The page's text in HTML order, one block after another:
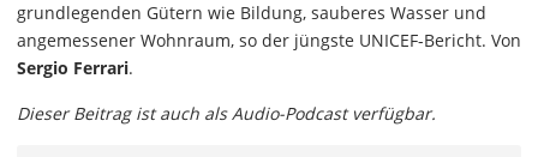
grundlegenden Gütern wie Bildung, sauberes Wasser und
angemessener Wohnraum, so der jüngste UNICEF-Bericht. Von
Sergio Ferrari.
Dieser Beitrag ist auch als Audio-Podcast verfügbar.